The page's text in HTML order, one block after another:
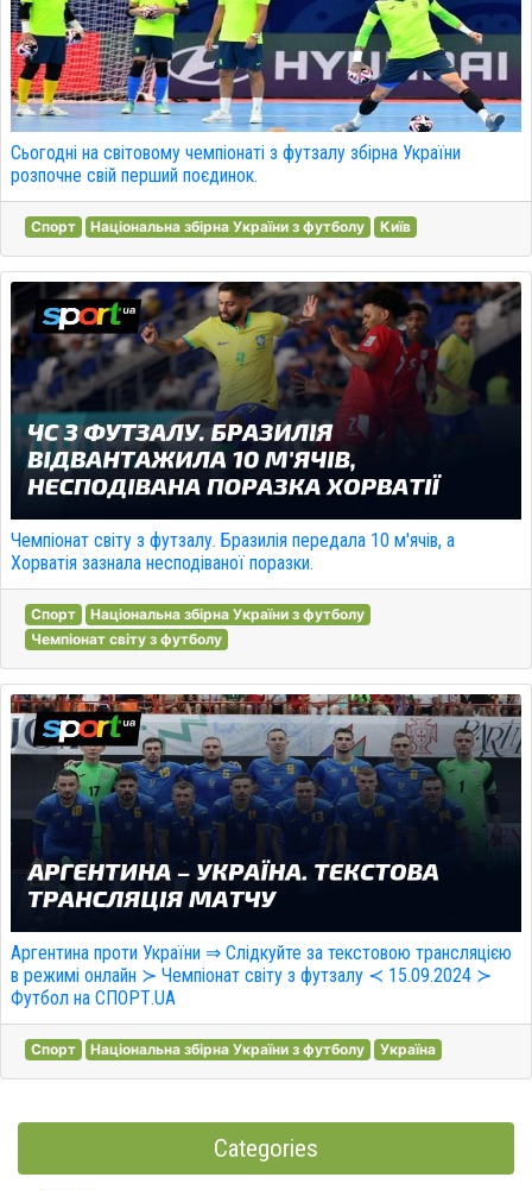
Сьогодні на світовому чемпіонаті з футзалу збірна України
розпочне свій перший поєдинок.
Спорт Національна збірна України з футболу Київ
Чемпіонат світу з футзалу. Бразилія передала 10 м'ячів, а
Хорватія зазнала несподіваної поразки.
Спорт
Національна збірна України з футболу
Чемпіонат світу з футболу
Аргентина проти України ⇒ Слідкуйте за текстовою трансляцією
в режимі онлайн ≻ Чемпіонат світу з футзалу ≺ 15.09.2024 ≻
Футбол на СПОРТ.UA
Спорт Національна збірна України з футболу Україна
Categories